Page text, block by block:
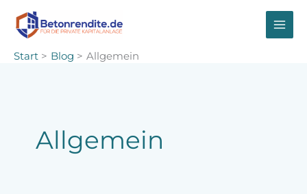
Inhalt
springen
Start
Blog Allgemein
Allgemein